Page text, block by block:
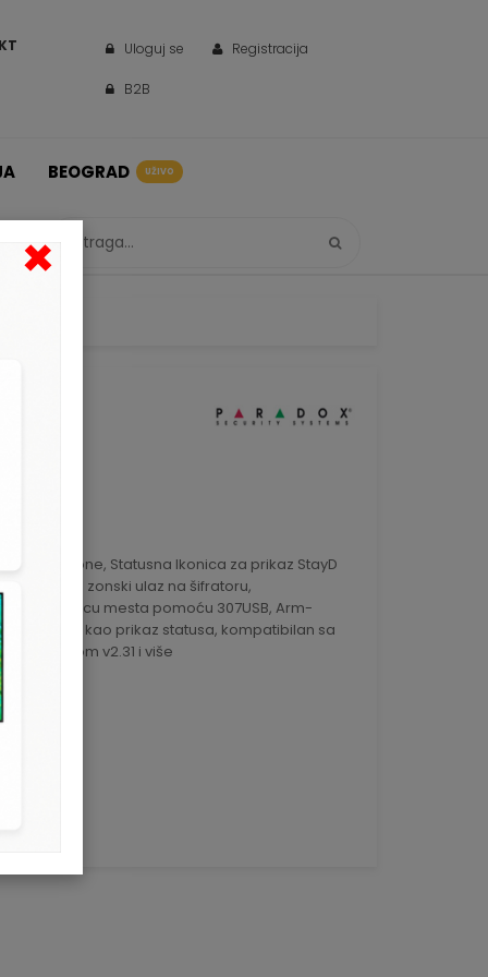
Uloguj se Registracija
B2B
BEOGRAD UŽIVO
32 zone, Statusna Ikonica za prikaz StayD
2 particije, 1 zonski ulaz na šifratoru,
a na licu mesta pomoću 307USB, Arm-
svetle kao prikaz statusa, kompatibilan sa
SP Serijom v2.31 i više
×